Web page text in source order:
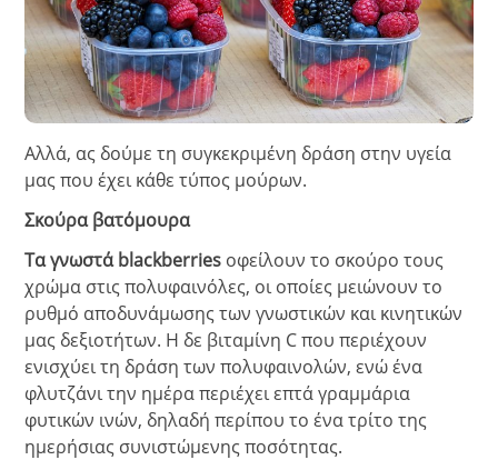
Αλλά, ας δούμε τη συγκεκριμένη δράση στην υγεία
μας που έχει κάθε τύπος μούρων.
Σκούρα βατόμουρα
Τα γνωστάblackberries οφείλουν το σκούρο τους
χρώμα στις πολυφαινόλες, οι οποίες μειώνουν το
ρυθμό αποδυνάμωσης των γνωστικών και κινητικών
μας δεξιοτήτων. Η δε βιταμίνη C που περιέχουν
ενισχύει τη δράση των πολυφαινολών, ενώ ένα
φλυτζάνι την ημέρα περιέχει επτά γραμμάρια
φυτικών ινών, δηλαδή περίπου το ένα τρίτο της
ημερήσιας συνιστώμενης ποσότητας.